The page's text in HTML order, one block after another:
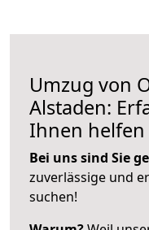
Umzug von
Alstaden:
Ihnen
Bei uns sind Sie
zuverlässige und
suchen!